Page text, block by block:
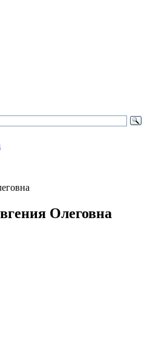
Олеговна